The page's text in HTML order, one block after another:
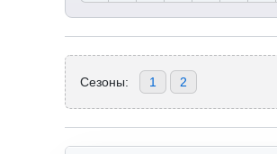
Сезоны: 1 2